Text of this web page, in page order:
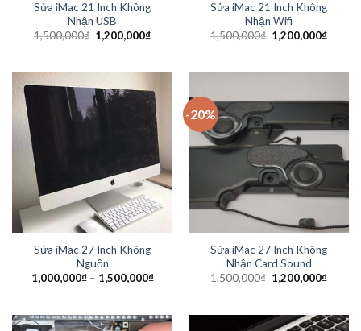
Sửa iMac 21 Inch Không
Nhận USB
1,500,000₫ 1,200,000₫
Sửa iMac 21 Inch Không
Nhận Wifi
1,500,000₫ 1,200,000₫
Sửa iMac 27 Inch Không
Nguồn
1,000,000₫– 1,500,000₫
-20%
Sửa iMac 27 Inch Không
Nhận Card Sound
1,500,000₫ 1,200,000₫